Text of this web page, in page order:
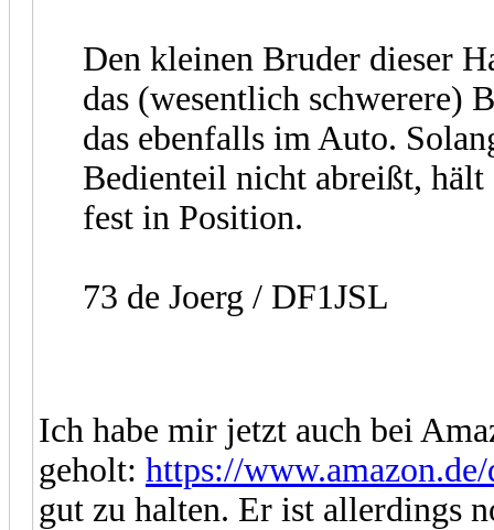
Den kleinen Bruder dieser
das (wesentlich schwerere)
das ebenfalls im Auto.
Bedienteil nicht abreißt, hält
fest in Position.
73 de Joerg / DF1JSL
Ich habe mir jetzt auch bei
geholt: https://
gut zu halten. Er ist allerdings